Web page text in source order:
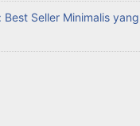
Seller Minimalis yang